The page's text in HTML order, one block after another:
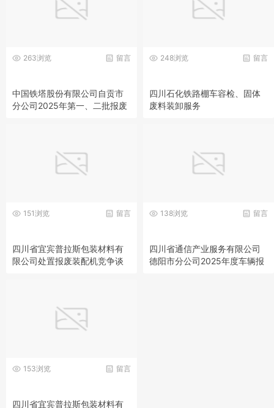
留言
263浏览
中国铁塔股份有限公司自贡市
分公司2025年第一、二批报废
留言
248浏览
四川石化铁路棚车容检、固体
废料装卸服务
留言
151浏览
四川省宜宾普拉斯包装材料有
限公司处置报废装配机竞争谈
留言
138浏览
四川省通信产业服务有限公司
德阳市分公司2025年度车辆报
留言
153浏览
四川省宜宾普拉斯包装材料有